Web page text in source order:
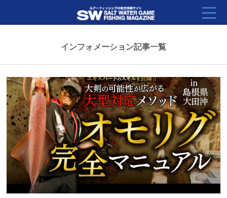
インフォメーション記事一覧